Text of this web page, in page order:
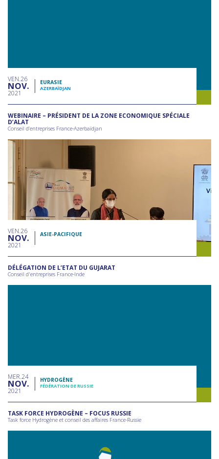
VEN 26
NOV
2021
EURASIE
AZERBAÏDJAN
WEBINAIRE – PRÉSIDENT DE LA ZONE ECONOMIQUE SPÉCIALE
D’ALAT
Conseil d’entreprises France-Azerbaïdjan
VEN 26
NOV
2021
ASIE-PACIFIQUE
DÉLÉGATION DE L’ETAT DU GUJARAT
Conseil d'entreprises France-Inde
MER 24
NOV
2021
HYDROGÈNE
FÉDÉRATION DE RUSSIE
TASK FORCE HYDROGÈNE – FOCUS RUSSIE
Task force Hydrogène et conseil des affaires France-Russie